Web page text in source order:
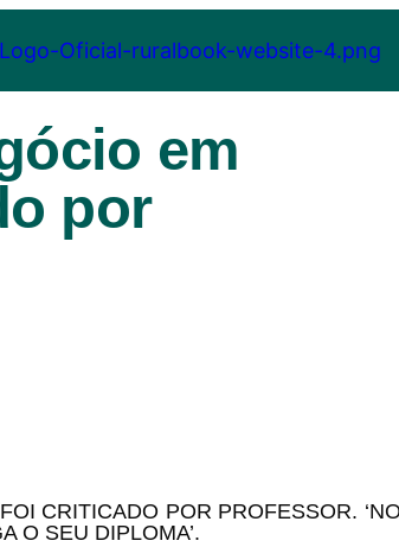
em
por
CRITICADO POR PROFESSOR. ‘NO
O SEU DIPLOMA’.